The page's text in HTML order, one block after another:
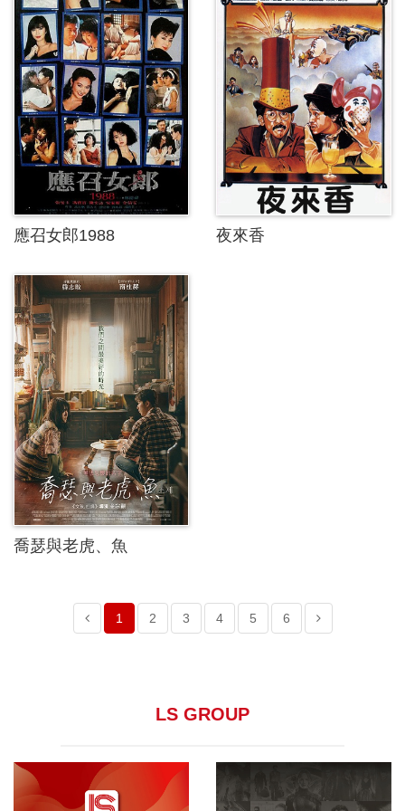
應召女郎1988 夜來香
喬瑟與老虎、魚
1 2 3 4 5 6
LS GROUP